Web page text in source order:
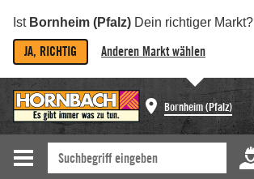
Ist Bornheim (Pfalz) Dein richtiger Markt?
JA, RICHTIG Anderen Markt wählen
Bornheim (Pfalz)